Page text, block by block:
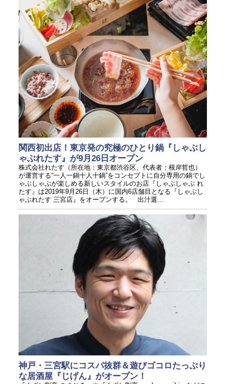
関西初出店！東京発の究極のひとり鍋『しゃぶし
ゃぶれたす』が9月26日オープン
株式会社れたす（所在地：東京都渋谷区、代表者：根岸哲也）
が運営する“一人一鍋十人十鍋”をコンセプトに自分専用の鍋でし
ゃぶしゃぶが楽しめる新しいスタイルのお店『しゃぶしゃぶ れ
たす』は2019年9月26日（木）に国内6店舗目となる『しゃぶし
ゃぶれたす 三宮店』をオープンする。 出汁選...
神戸・三宮駅にコスパ抜群＆遊びゴコロたっぷり
な居酒屋『じげん』がオープン！